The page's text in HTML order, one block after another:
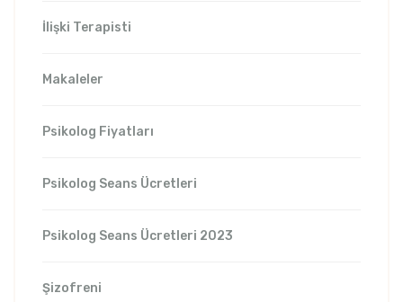
İlişki Terapisti
Makaleler
Psikolog Fiyatları
Psikolog Seans Ücretleri
Psikolog Seans Ücretleri 2023
Şizofreni